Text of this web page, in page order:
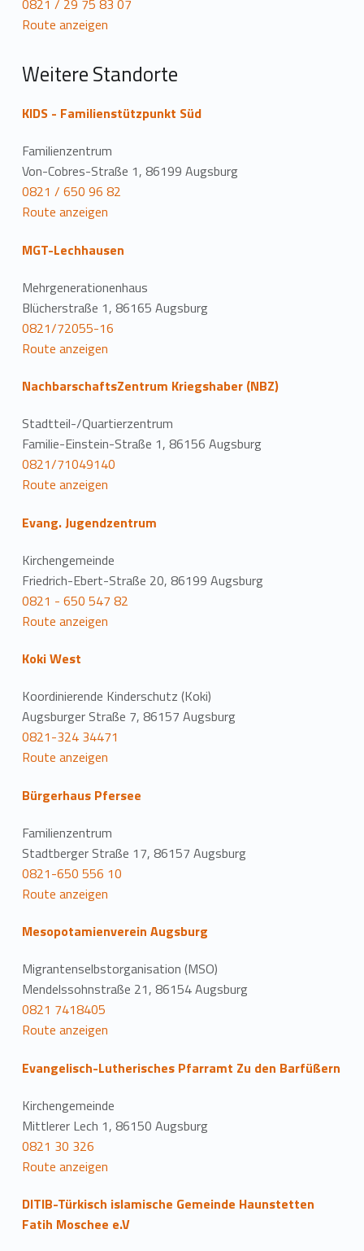
t
i
o
n
0821 / 29 75 83 07
Route anzeigen
Weitere Standorte
KIDS - Familienstützpunkt Süd
Familienzentrum
Von-Cobres-Straße 1, 86199 Augsburg
0821 / 650 96 82
Route anzeigen
MGT-Lechhausen
Mehrgenerationenhaus
Blücherstraße 1, 86165 Augsburg
0821/72055-16
Route anzeigen
NachbarschaftsZentrum Kriegshaber (NBZ)
Stadtteil-/Quartierzentrum
Familie-Einstein-Straße 1, 86156 Augsburg
0821/71049140
Route anzeigen
Evang. Jugendzentrum
Kirchengemeinde
Friedrich-Ebert-Straße 20, 86199 Augsburg
0821 - 650 547 82
Route anzeigen
Koki West
Koordinierende Kinderschutz (Koki)
Augsburger Straße 7, 86157 Augsburg
0821-324 34471
Route anzeigen
Bürgerhaus Pfersee
Familienzentrum
Stadtberger Straße 17, 86157 Augsburg
0821-650 556 10
Route anzeigen
Mesopotamienverein Augsburg
Migrantenselbstorganisation (MSO)
Mendelssohnstraße 21, 86154 Augsburg
0821 7418405
Route anzeigen
Evangelisch-Lutherisches Pfarramt Zu den Barfüßern
Kirchengemeinde
Mittlerer Lech 1, 86150 Augsburg
0821 30 326
Route anzeigen
DITIB-Türkisch islamische Gemeinde Haunstetten
Fatih Moschee e.V